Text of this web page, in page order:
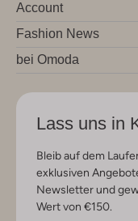
Account
Fashion News
bei Omoda
Lass uns in
Bleib auf dem
exklusiven
Newsletter und
Wert von €150.